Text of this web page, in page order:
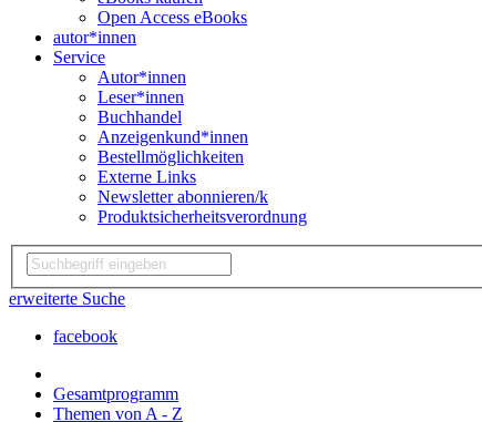
Open Access eBooks
autor*innen
Service
Autor*innen
Leser*innen
Buchhandel
Anzeigenkund*innen
Bestellmöglichkeiten
Externe Links
Newsletter abonnieren/k
Produktsicherheitsverordnung
erweiterte Suche
facebook
Gesamtprogramm
Themen von A - Z